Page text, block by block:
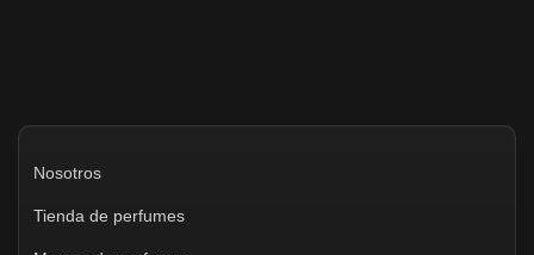
Nosotros
Tienda de perfumes